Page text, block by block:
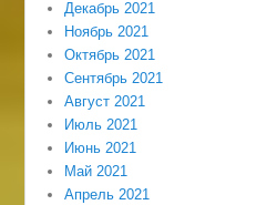
Декабрь 2021
Ноябрь 2021
Октябрь 2021
Сентябрь 2021
Август 2021
Июль 2021
Июнь 2021
Май 2021
Апрель 2021